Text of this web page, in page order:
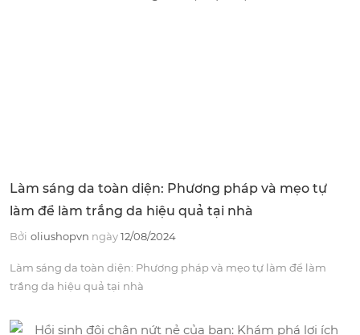
Làm sáng da toàn diện: Phương pháp và mẹo tự
làm để làm trắng da hiệu quả tại nhà
Bởi oliushopvn ngày12/08/2024
Làm sáng da toàn diện: Phương pháp và mẹo tự làm để làm
trắng da hiệu quả tại nhà